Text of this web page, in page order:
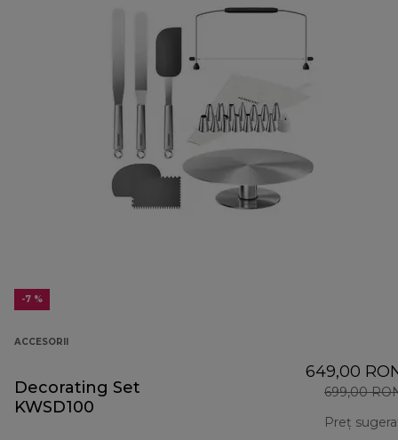
-7 %
ACCESORII
Decorating Set
KWSD100
649,00
699,00
Preț